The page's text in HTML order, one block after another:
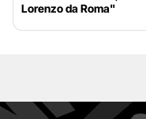
Lorenzo da Roma"